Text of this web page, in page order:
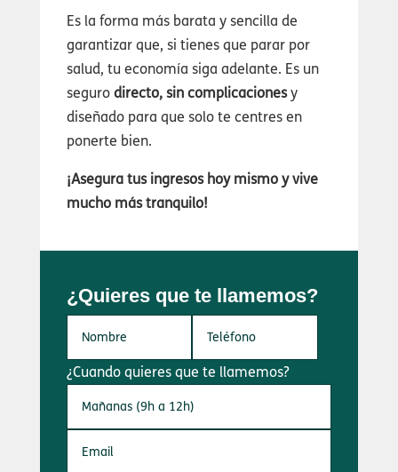
Es la forma más barata y sencilla de
garantizar que, si tienes que parar por
salud, tu economía siga adelante. Es un
seguro directo, sin complicacionesy
diseñado para que solo te centres en
ponerte bien.
¡Asegura tus ingresos hoy mismo y vive
mucho más tranquilo!
¿Quieres que te llamemos?
¿Cuando quieres que te llamemos?